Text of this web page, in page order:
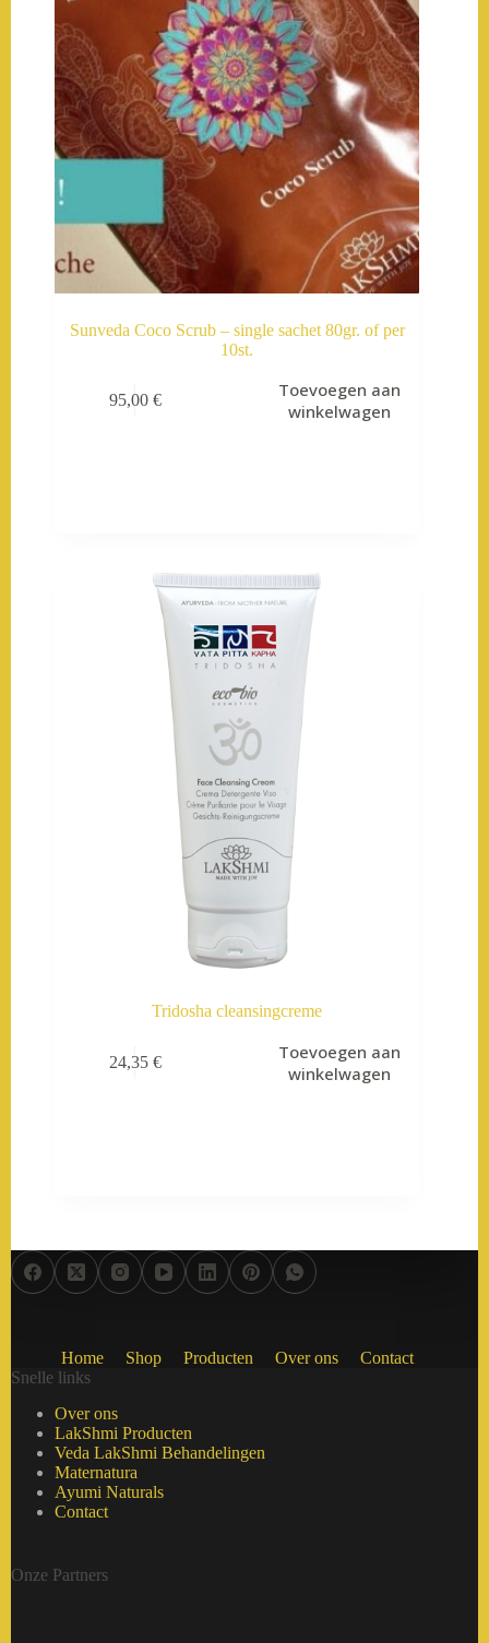
Sunveda Coco Scrub – single sachet 80gr. of per
10st.
95,00 €
Toevoegen aan
winkelwagen
Tridosha cleansingcreme
24,35 €
Toevoegen aan
winkelwagen
Home Shop Producten Over ons
Contact
Snelle links
Over ons
LakShmi Producten
Veda LakShmi Behandelingen
Maternatura
Ayumi Naturals
Contact
Onze Partners